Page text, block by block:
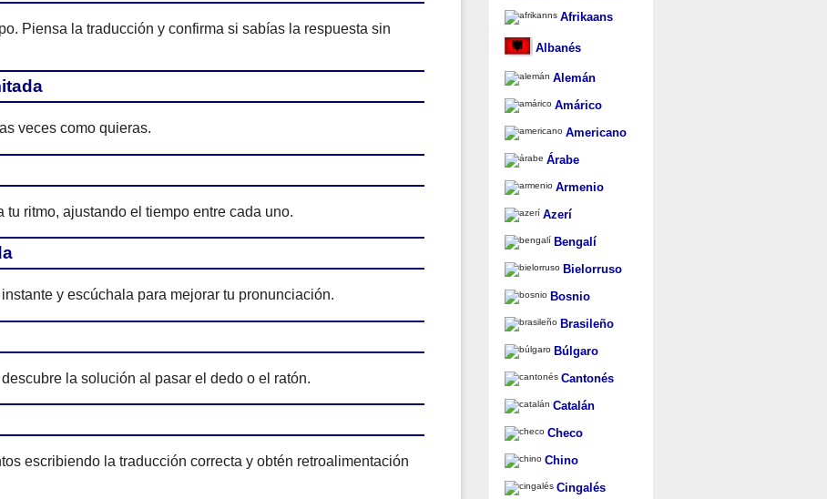
Piensa la traducción y confirma si sabías la respuesta sin
veces como quieras.
tu ritmo, ajustando el tiempo entre cada uno.
y escúchala para mejorar tu pronunciación.
la solución al pasar el dedo o el ratón.
escribiendo la traducción correcta y obtén retroalimentación
Afrikaans
Albanés
Alemán
Amárico
Americano
Árabe
Armenio
Azerí
Bengalí
Bielorruso
Bosnio
Brasileño
Búlgaro
Cantonés
Catalán
Checo
Chino
Cingalés